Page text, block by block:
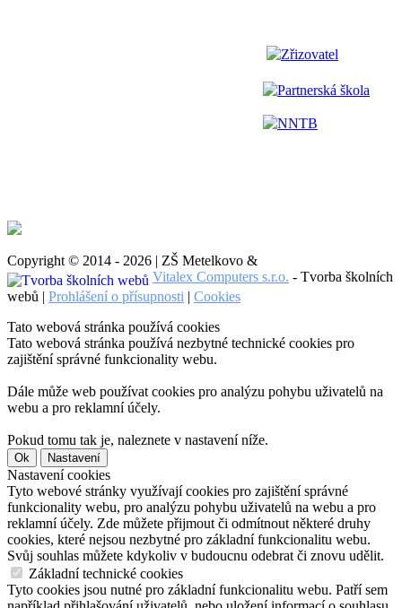
Zřizovatel
Partnerská škola
NNTB
Copyright © 2014 - 2026 | ZŠ Metelkovo &
Vitalex Computers s.r.o. - Tvorba školních
webů | Prohlášení o přísupnosti | Cookies
Tato webová stránka používá cookies
Tato webová stránka používá nezbytné technické cookies pro
zajištění správné funkcionality webu.
Dále může web používat cookies pro analýzu pohybu uživatelů na
webu a pro reklamní účely.
Pokud tomu tak je, naleznete v nastavení níže.
Ok Nastavení
Nastavení cookies
Tyto webové stránky využívají cookies pro zajištění správné
funkcionality webu, pro analýzu pohybu uživatelů na webu a pro
reklamní účely. Zde můžete přijmout či odmítnout některé druhy
cookies, které nejsou nezbytné pro základní funkcionalitu webu.
Svůj souhlas můžete kdykoliv v budoucnu odebrat či znovu udělit.
Základní technické cookies
Tyto cookies jsou nutné pro základní funkcionalitu webu. Patří sem